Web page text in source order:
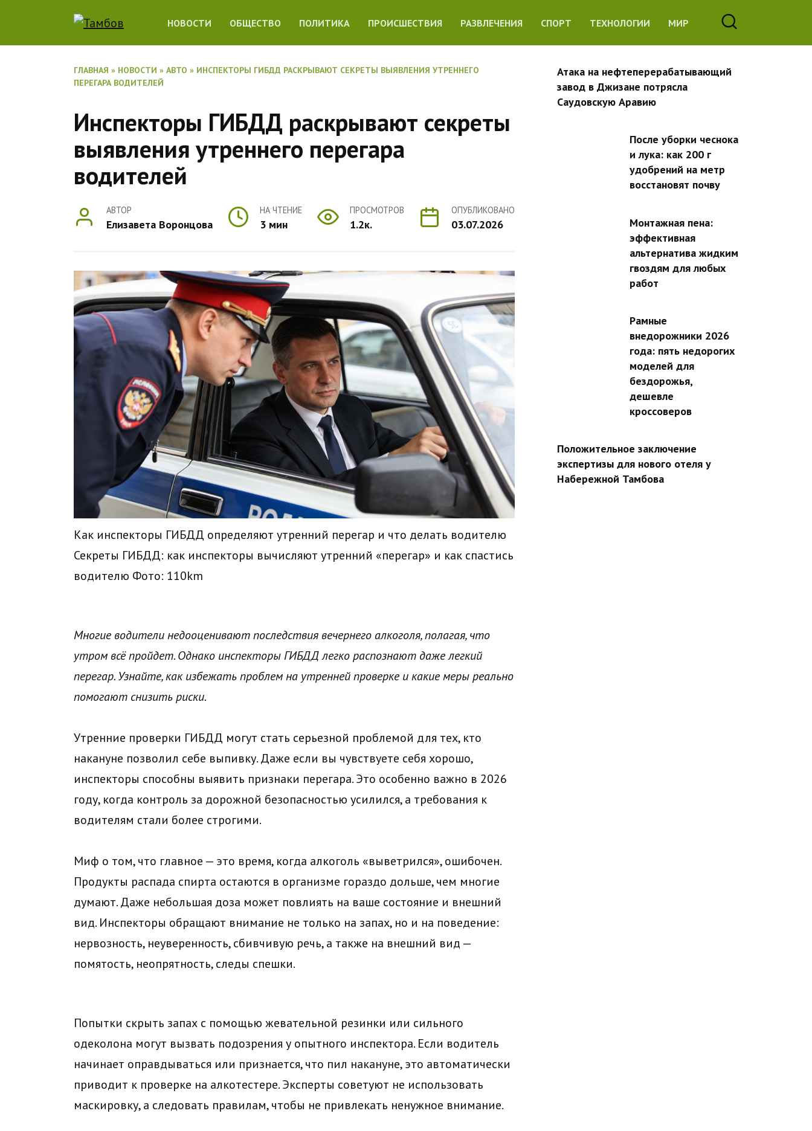
содержанию
НОВОСТИ ОБЩЕСТВО ПОЛИТИКА ПРОИСШЕСТВИЯ РАЗВЛЕЧЕНИЯ СПОРТ ТЕХНОЛОГИИ МИР
ГЛАВНАЯ » НОВОСТИ » АВТО » ИНСПЕКТОРЫ ГИБДД РАСКРЫВАЮТ СЕКРЕТЫ ВЫЯВЛЕНИЯ УТРЕННЕГО
ПЕРЕГАРА ВОДИТЕЛЕЙ
Инспекторы ГИБДД раскрывают секреты
выявления утреннего перегара
водителей
АВТОР
Елизавета Воронцова
НА ЧТЕНИЕ
3 мин
ПРОСМОТРОВ
1.2к.
ОПУБЛИКОВАНО
03.07.2026
Как инспекторы ГИБДД определяют утренний перегар и что делать водителю
Секреты ГИБДД: как инспекторы вычисляют утренний «перегар» и как спастись
водителю Фото: 110km
Многие водители недооценивают последствия вечернего алкоголя, полагая, что
утром всё пройдет. Однако инспекторы ГИБДД легко распознают даже легкий
перегар. Узнайте, как избежать проблем на утренней проверке и какие меры реально
помогают снизить риски.
Утренние проверки ГИБДД могут стать серьезной проблемой для тех, кто
накануне позволил себе выпивку. Даже если вы чувствуете себя хорошо,
инспекторы способны выявить признаки перегара. Это особенно важно в 2026
году, когда контроль за дорожной безопасностью усилился, а требования к
водителям стали более строгими.
Миф о том, что главное — это время, когда алкоголь «выветрился», ошибочен.
Продукты распада спирта остаются в организме гораздо дольше, чем многие
думают. Даже небольшая доза может повлиять на ваше состояние и внешний
вид. Инспекторы обращают внимание не только на запах, но и на поведение:
нервозность, неуверенность, сбивчивую речь, а также на внешний вид —
помятость, неопрятность, следы спешки.
Попытки скрыть запах с помощью жевательной резинки или сильного
одеколона могут вызвать подозрения у опытного инспектора. Если водитель
начинает оправдываться или признается, что пил накануне, это автоматически
приводит к проверке на алкотестере. Эксперты советуют не использовать
маскировку, а следовать правилам, чтобы не привлекать ненужное внимание.
Атака на нефтеперерабатывающий
завод в Джизане потрясла
Саудовскую Аравию
После уборки чеснока
и лука: как 200 г
удобрений на метр
восстановят почву
Монтажная пена:
эффективная
альтернатива жидким
гвоздям для любых
работ
Рамные
внедорожники 2026
года: пять недорогих
моделей для
бездорожья,
дешевле
кроссоверов
Положительное заключение
экспертизы для нового отеля у
Набережной Тамбова